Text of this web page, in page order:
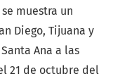
muestra un
Diego, Tijuana y
Ana a las
21 de octubre del